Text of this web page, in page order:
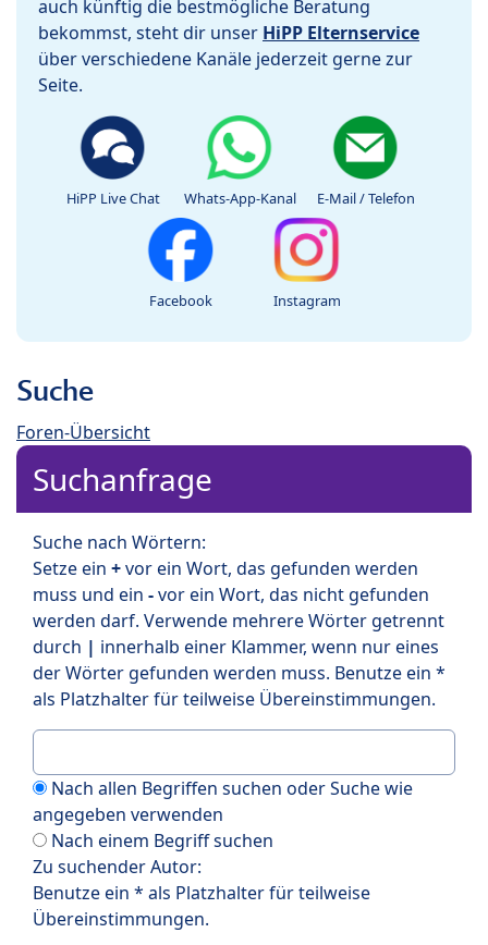
auch künftig die bestmögliche Beratung
bekommst, steht dir unser HiPP Elternservice
über verschiedene Kanäle jederzeit gerne zur
Seite.
HiPP Live Chat Whats-App-Kanal E-Mail / Telefon
Facebook Instagram
Suche
Foren-Übersicht
Suchanfrage
Suche nach Wörtern:
Setze ein +vor ein Wort, das gefunden werden
muss und ein -vor ein Wort, das nicht gefunden
werden darf. Verwende mehrere Wörter getrennt
durch | innerhalb einer Klammer, wenn nur eines
der Wörter gefunden werden muss. Benutze ein *
als Platzhalter für teilweise Übereinstimmungen.
Nach allen Begriffen suchen oder Suche wie
angegeben verwenden
Nach einem Begriff suchen
Zu suchender Autor:
Benutze ein * als Platzhalter für teilweise
Übereinstimmungen.